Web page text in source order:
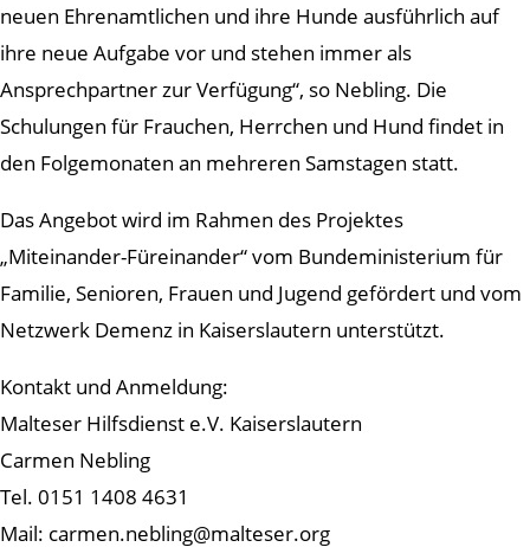
neuen Ehrenamtlichen und ihre Hunde ausführlich auf
ihre neue Aufgabe vor und stehen immer als
Ansprechpartner zur Verfügung“, so Nebling. Die
Schulungen für Frauchen, Herrchen und Hund findet in
den Folgemonaten an mehreren Samstagen statt.
Das Angebot wird im Rahmen des Projektes
„Miteinander-Füreinander“ vom Bundeministerium für
Familie, Senioren, Frauen und Jugend gefördert und vom
Netzwerk Demenz in Kaiserslautern unterstützt.
Kontakt und Anmeldung:
Malteser Hilfsdienst e.V. Kaiserslautern
Carmen Nebling
Tel. 0151 1408 4631
Mail: carmen.nebling@malteser.org